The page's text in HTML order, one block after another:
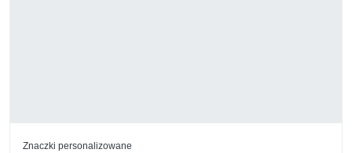
Znaczki personalizowane